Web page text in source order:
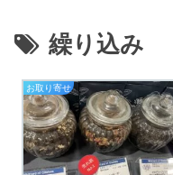
繰り込み
お取り寄せ